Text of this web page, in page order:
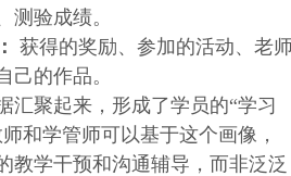
测验成绩。
获得的奖励、参加的活动、老
己的作品。
汇聚起来，形成了学员的“学习
和学管师可以基于这个画像，
教学干预和沟通辅导，而非泛泛